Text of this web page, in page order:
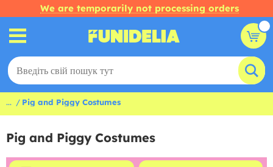
We are temporarily not processing orders
... Pig and Piggy Costumes
Pig and Piggy Costumes